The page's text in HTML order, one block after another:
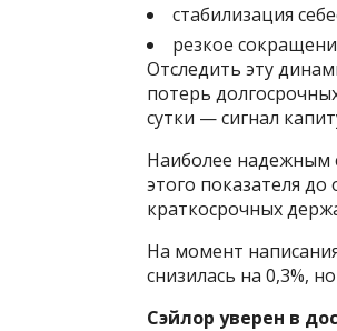
стабилизация
резкое
Отследить эту
потерь
сутки — сигнал
Наиболее надежным
этого показателя
краткосрочных
На момент
снизилась на 0,3%,
Сэйлор уверен в